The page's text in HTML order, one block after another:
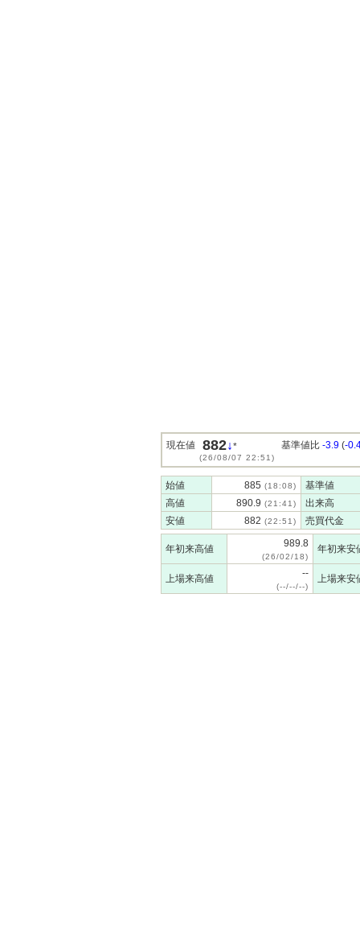
現在値 882↓*
(26/08/07 22:51)
基準値比 -3.9 (-
始値 885 (18:08)
基準値
高値
890.9 (21:41)
出来高
安値
882 (22:51) 売買代金
年初来高値 989.8
(26/02/18)
年初来安
上場来高値 --
(--/--/--)
上場来安